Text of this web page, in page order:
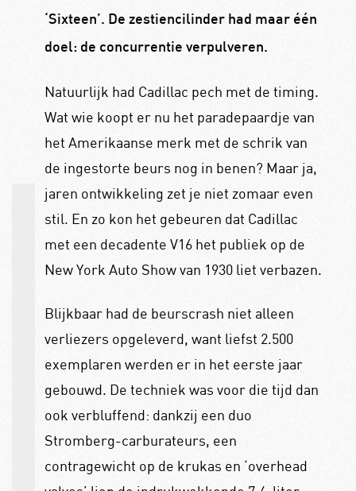
‘Sixteen’. De zestiencilinder had maar één
doel: de concurrentie verpulveren.
Natuurlijk had Cadillac pech met de timing.
Wat wie koopt er nu het paradepaardje van
het Amerikaanse merk met de schrik van
de ingestorte beurs nog in benen? Maar ja,
jaren ontwikkeling zet je niet zomaar even
stil. En zo kon het gebeuren dat Cadillac
met een decadente V16 het publiek op de
New York Auto Show van 1930 liet verbazen.
Blijkbaar had de beurscrash niet alleen
verliezers opgeleverd, want liefst 2.500
exemplaren werden er in het eerste jaar
gebouwd. De techniek was voor die tijd dan
ook verbluffend: dankzij een duo
Stromberg-carburateurs, een
contragewicht op de krukas en ‘overhead